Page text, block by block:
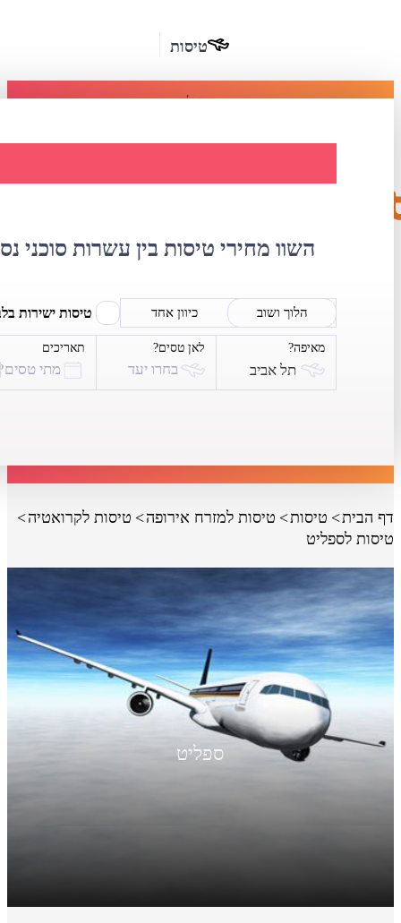
טיסות
מומלץ
בחו"ל
השכרת
רכב
השוו מחירי טיסות בין עשרות סוכני
הלוך ושוב כיוון אחד טיסות ישירות
מאיפה?
תל אביב
לאן טסים?
בחרו יעד
תאריכים
מתי
דף הבית טיסות טיסות למזרח אירופה
טיסות לקרואטיה
טיסות לספליט
ספליט